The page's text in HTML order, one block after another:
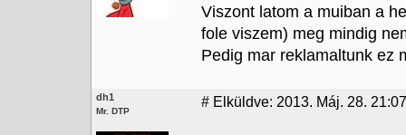
Viszont latom a muiban a
fole viszem) meg mindig
Pedig mar reklamaltunk ez
dh1
Mr. DTP
# Elküldve: 2013. Máj. 28. 21:07